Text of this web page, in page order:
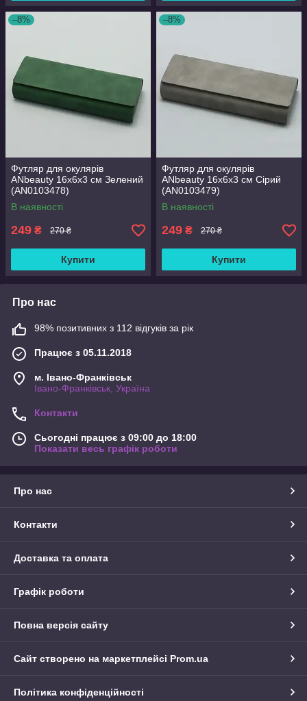
–8%
Футляр для окулярів
ANbeauty 16х6х3 см Зелений
(AN0103478)
В наявності
249 ₴ 270 ₴
Купити
–8%
Футляр для окулярів
ANbeauty 16х6х3 см Сірий
(AN0103479)
В наявності
249 ₴ 270 ₴
Купити
Про нас
98% позитивних з 112 відгуків за рік
Працює з 05.11.2018
м. Івано-Франківськ
Івано-Франківськ, Україна
Контакти
Сьогодні працює з 09:00 до 18:00
Показати весь графік роботи
Про нас
Контакти
Доставка та оплата
Графік роботи
Повна версія сайту
Сайт створено на маркетплейсі Prom.ua
Політика конфіденційності